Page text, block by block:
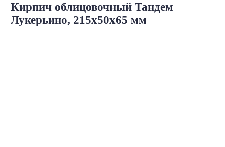
Кирпич облицовочный Тандем
Лукерьино, 215x50x65 мм